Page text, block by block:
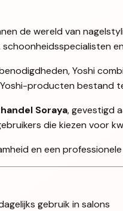
de wereld van
Yoshi
producten bestand
Soraya, gevestigd
die kiezen voor
en een
gebruik in salons